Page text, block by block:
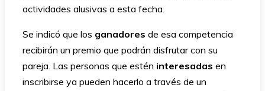
actividades alusivas a esta fecha.
Se indicó que los ganadores de esa competencia
recibirán un premio que podrán disfrutar con su
pareja. Las personas que estén interesadas en
inscribirse ya pueden hacerlo a través de un